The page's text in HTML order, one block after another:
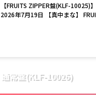
【FRUITS ZIPPER盤(KLF-10025)】
2026年7月19日 【真中まな】
通常盤(KLF-10026)